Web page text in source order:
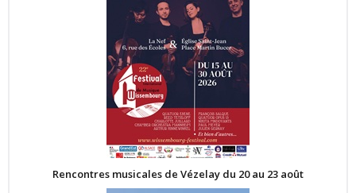
Rencontres musicales de Vézelay du 20 au 23 août